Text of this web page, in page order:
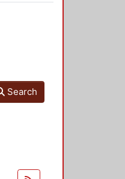
Search